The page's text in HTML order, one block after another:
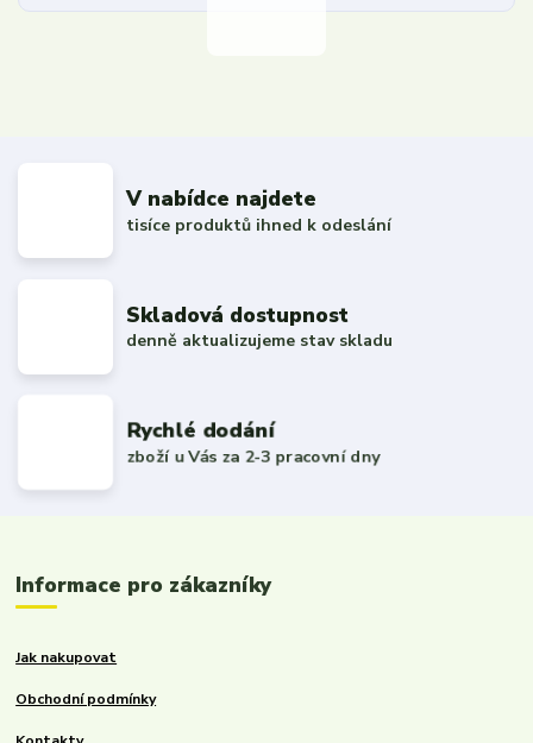
V nabídce najdete
tisíce produktů ihned k odeslání
Skladová dostupnost
denně aktualizujeme stav skladu
Rychlé dodání
zboží u Vás za 2-3 pracovní dny
Informace pro zákazníky
Jak nakupovat
Obchodní podmínky